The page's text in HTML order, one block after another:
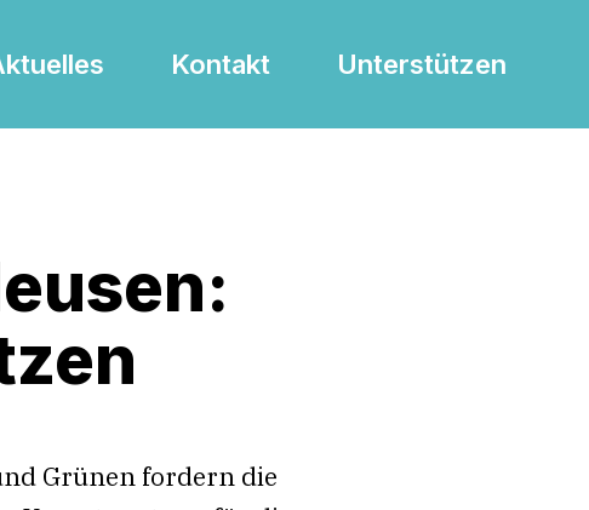
Kontakt Unterstützen
Grünen fordern die